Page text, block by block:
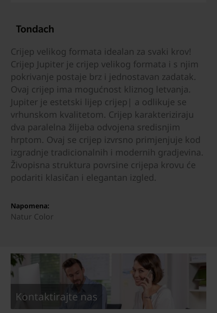
Crijep velikog formata idealan za svaki krov!
Crijep Jupiter je crijep velikog formata i s njim
pokrivanje postaje brz i jednostavan zadatak.
Ovaj crijep ima mogućnost kliznog letvanja.
Jupiter je estetski lijep crijep| a odlikuje se
vrhunskom kvalitetom. Crijep karakteriziraju
dva paralelna žlijeba odvojena sredisnjim
hrptom. Ovaj se crijep izvrsno primjenjuje kod
izgradnje tradicionalnih i modernih gradjevina.
Živopisna struktura povrsine crijepa krovu će
podariti klasičan i elegantan izgled.
Napomena:
Natur Color
Kontaktirajte nas